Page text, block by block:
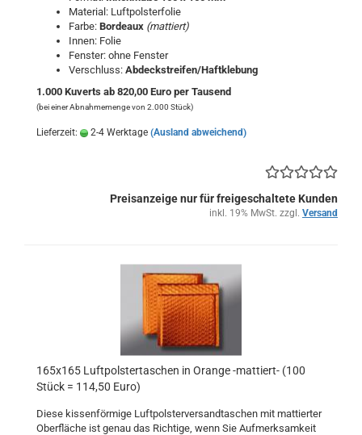
Material: Luftpolsterfolie
Farbe: Bordeaux (mattiert)
Innen: Folie
Fenster: ohne Fenster
Verschluss: Abdeckstreifen/Haftklebung
1.000 Kuverts ab 820,00 Euro per Tausend
(bei einer Abnahmemenge von 2.000 Stück)
Lieferzeit: 2-4 Werktage (Ausland abweichend)
Preisanzeige nur für freigeschaltete Kunden
inkl. 19% MwSt. zzgl. Versand
165x165 Luftpolstertaschen in Orange -mattiert- (100
Stück = 114,50 Euro)
Diese kissenförmige Luftpolsterversandtaschen mit mattierter
Oberfläche ist genau das Richtige, wenn Sie Aufmerksamkeit